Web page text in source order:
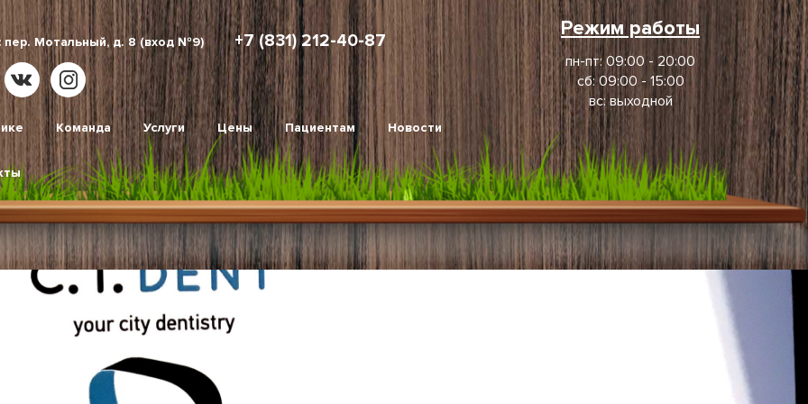
пер. Мотальный, д. 8 (вход №9) +7 (831) 212-40-87
Команда Услуги Цены Пациентам Новости
Режим работы
пн-пт: 09:00 - 20:00
сб: 09:00 - 15:00
вс: выходной